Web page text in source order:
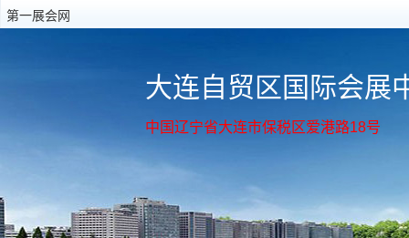
第一展会网
大连自贸区国际会展
中国辽宁省大连市保税区爱港路18号